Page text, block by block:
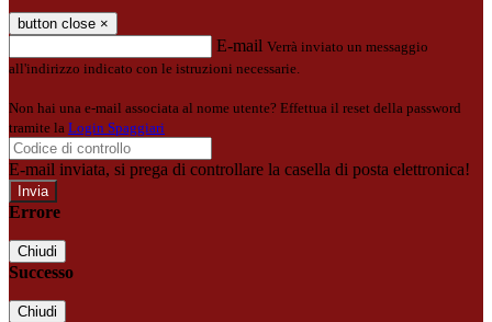
button close ×
E-mail Verrà inviato un messaggio
all'indirizzo indicato con le istruzioni necessarie.
Non hai una e-mail associata al nome utente? Effettua il reset della password
tramite la Login Spaggiari
E-mail inviata, si prega di controllare la casella di posta elettronica!
Errore
Chiudi
Successo
Chiudi